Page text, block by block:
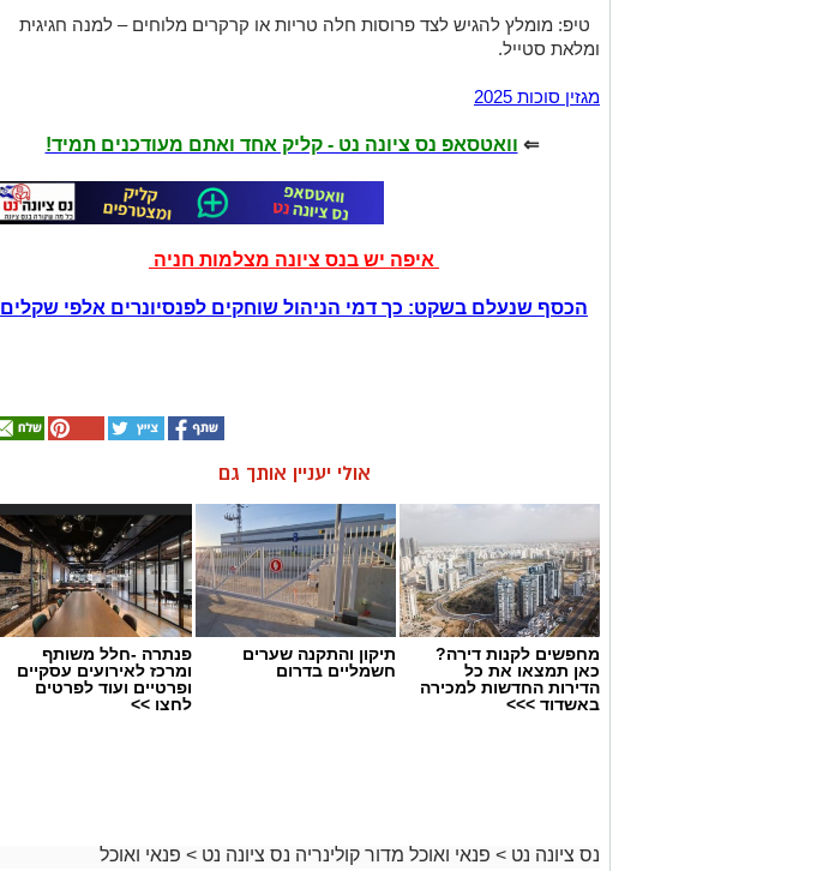
טיפ: מומלץ להגיש לצד פרוסות חלה טריות או קרקרים מלוחים – למנה חגיגית
ומלאת סטייל.
מגזין סוכות 2025
⇐ וואטסאפ נס ציונה נט - קליק אחד ואתם מעודכנים תמיד!
איפה יש בנס ציונה מצלמות חניה
הכסף שנעלם בשקט: כך דמי הניהול שוחקים לפנסיונרים אלפי שקלים
אולי יעניין אותך גם
מחפשים לקנות דירה?
כאן תמצאו את כל
הדירות החדשות למכירה
באשדוד >>>
תיקון והתקנה שערים
חשמליים בדרום
פנתרה -חלל משותף
ומרכז לאירועים עסקיים
ופרטיים ועוד לפרטים
לחצו >>
נס ציונה נט > פנאי ואוכל מדור קולינריה נס ציונה נט > פנאי ואוכל